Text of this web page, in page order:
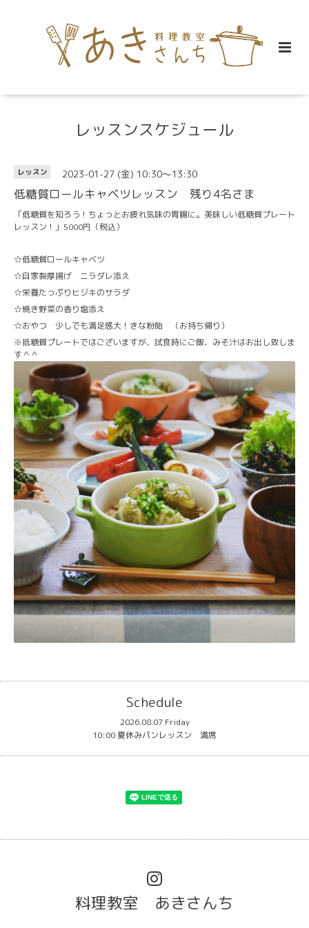
レッスンスケジュール
レッスン 2023-01-27 (金) 10:30～13:30
低糖質ロールキャベツレッスン 残り4名さま
「低糖質を知ろう！ちょっとお疲れ気味の胃腸に。美味しい低糖質プレート
レッスン！」5000円（税込）
☆低糖質ロールキャベツ
☆自家製厚揚げ ニラダレ添え
☆栄養たっぷりヒジキのサラダ
☆焼き野菜の香り塩添え
☆おやつ 少しでも満足感大！きな粉飴 （お持ち帰り）
※抵糖質プレートではございますが、試食時にご飯、みそ汁はお出し致しま
す＾＾
Schedule
2026.08.07 Friday
10:00 夏休みパンレッスン 満席
料理教室 あきさんち